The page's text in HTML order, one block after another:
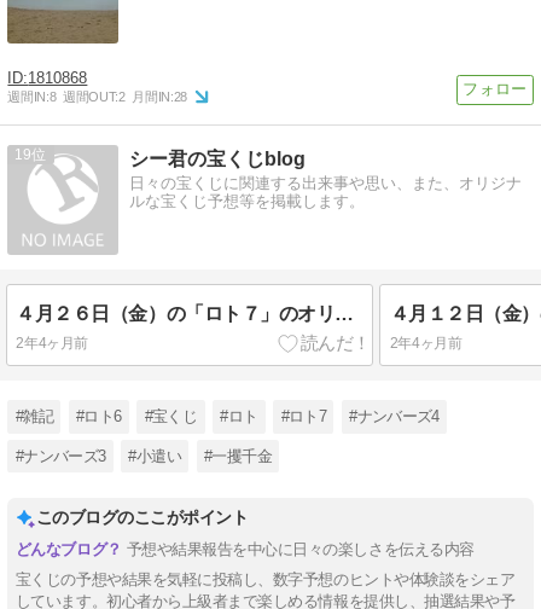
1810868
週間IN:8 週間OUT:2 月間IN:28
19 シー君の宝くじblog
日々の宝くじに関連する出来事や思い、また、オリジナ
ルな宝くじ予想等を掲載します。
４月２６日（金）の「ロト７」のオリジナル予想
2年4ヶ月前 2年4ヶ月前
#雑記 #ロト6 #宝くじ #ロト #ロト7 #ナンバーズ4
#ナンバーズ3 #小遣い #一攫千金
このブログのここがポイント
予想や結果報告を中心に日々の楽しさを伝える内容
宝くじの予想や結果を気軽に投稿し、数字予想のヒントや体験談をシェア
しています。初心者から上級者まで楽しめる情報を提供し、抽選結果や予